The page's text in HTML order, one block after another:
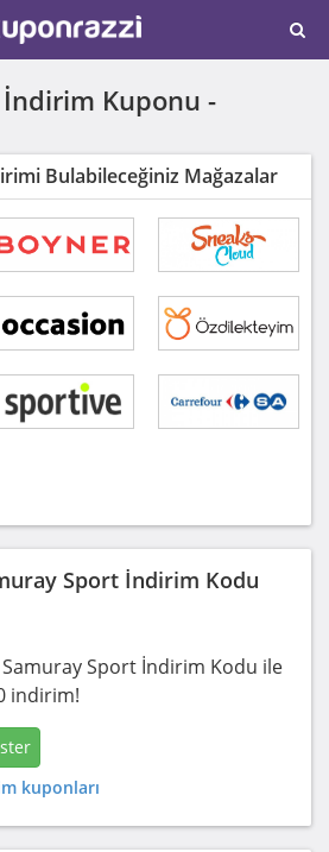
Kuponu -
Bulabileceğiniz Mağazalar
Sport İndirim Kodu
Sport İndirim Kodu ile
indirim!
kuponları